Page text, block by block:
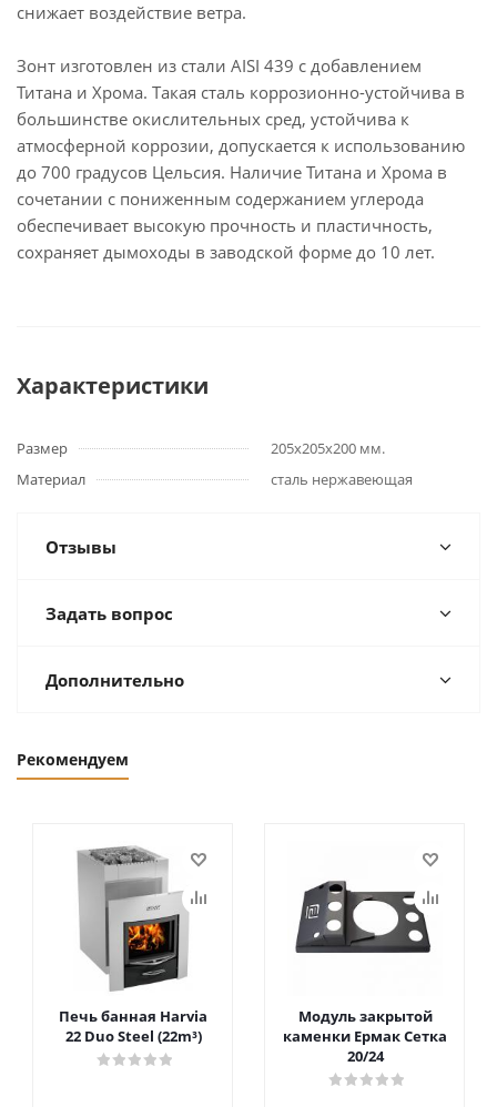
снижает воздействие ветра.
Зонт изготовлен из стали AISI 439 с добавлением
Титана и Хрома. Такая сталь коррозионно-устойчива в
большинстве окислительных сред, устойчива к
атмосферной коррозии, допускается к использованию
до 700 градусов Цельсия. Наличие Титана и Хрома в
сочетании с пониженным содержанием углерода
обеспечивает высокую прочность и пластичность,
сохраняет дымоходы в заводской форме до 10 лет.
Характеристики
Размер
205х205х200 мм.
Материал
сталь нержавеющая
Отзывы
Задать вопрос
Дополнительно
Рекомендуем
Печь банная Harvia
22 Duo Steel (22m³)
Модуль закрытой
каменки Ермак Сетка
20/24